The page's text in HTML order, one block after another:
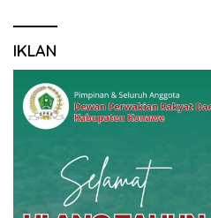
IKLAN